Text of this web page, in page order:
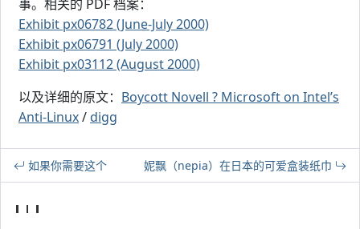
事。相关的 PDF 档案：
Exhibit px06782 (June-July 2000)
Exhibit px06791 (July 2000)
Exhibit px03112 (August 2000)
以及详细的原文： Boycott Novell ? Microsoft on Intel’s
Anti-Linux/ digg
如果你需要这个 妮飘（nepia）在日本的可爱盒装纸巾